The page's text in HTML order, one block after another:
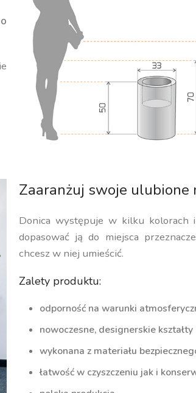
Zaaranżuj swoje ulubione
Donica występuje w kilku kolorach
dopasować ją do miejsca
chcesz w niej umieścić.
Zalety produktu:
odporność na warunki
nowoczesne, designerskie kształty
wykonana z materiału
łatwość w czyszczeniu jak i